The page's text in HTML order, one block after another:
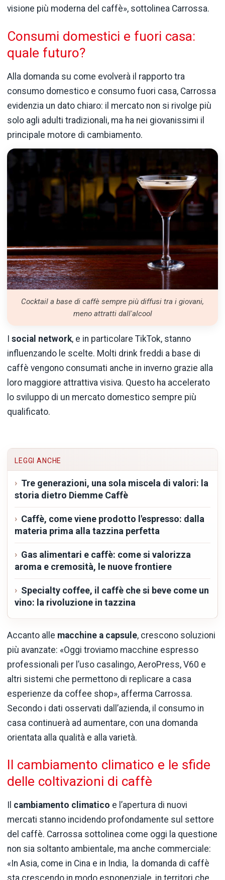
visione più moderna del caffè», sottolinea Carrossa.
Consumi domestici e fuori casa:
quale futuro?
Alla domanda su come evolverà il rapporto tra
consumo domestico e consumo fuori casa, Carrossa
evidenzia un dato chiaro: il mercato non si rivolge più
solo agli adulti tradizionali, ma ha nei giovanissimi il
principale motore di cambiamento.
Cocktail a base di caffè sempre più diffusi tra i giovani,
meno attratti dall'alcool
social network, e in particolare TikTok, stanno
influenzando le scelte. Molti drink freddi a base di
caffè vengono consumati anche in inverno grazie alla
loro maggiore attrattiva visiva. Questo ha accelerato
lo sviluppo di un mercato domestico sempre più
qualificato.
LEGGI ANCHE
Tre generazioni, una sola miscela di valori: la
storia dietro Diemme Caffè
Caffè, come viene prodotto l'espresso: dalla
materia prima alla tazzina perfetta
Gas alimentari e caffè: come si valorizza
aroma e cremosità, le nuove frontiere
Specialty coffee, il caffè che si beve come un
vino: la rivoluzione in tazzina
Accanto alle macchine a capsule, crescono soluzioni
più avanzate: «Oggi troviamo macchine espresso
professionali per l’uso casalingo, AeroPress, V60 e
altri sistemi che permettono di replicare a casa
esperienze da coffee shop», afferma Carrossa.
Secondo i dati osservati dall’azienda, il consumo in
casa continuerà ad aumentare, con una domanda
orientata alla qualità e alla varietà.
Il cambiamento climatico e le sfide
delle coltivazioni di caffè
cambiamento climatico e l’apertura di nuovi
mercati stanno incidendo profondamente sul settore
del caffè. Carrossa sottolinea come oggi la questione
non sia soltanto ambientale, ma anche commerciale:
«In Asia, come in Cina e in India, la domanda di caffè